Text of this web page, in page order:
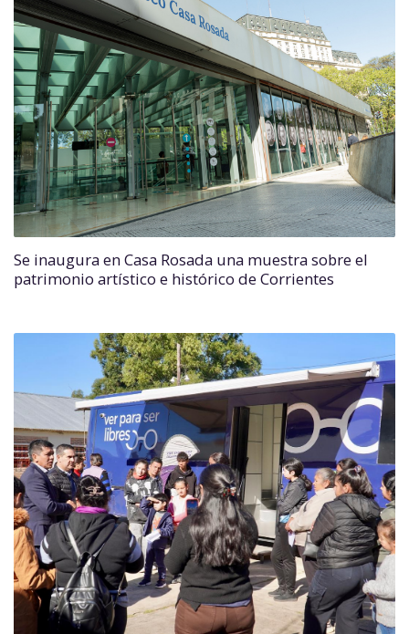
Se inaugura en Casa Rosada una muestra sobre el
patrimonio artístico e histórico de Corrientes